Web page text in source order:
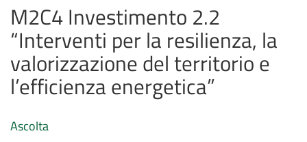
M2C4 Investimento 2.2
“Interventi per la resilienza, la
valorizzazione del territorio e
l’efficienza energetica”
Ascolta